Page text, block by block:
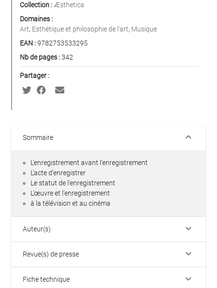
Collection : Æsthetica
Domaines :
Art, Esthétique et philosophie de l'art, Musique
EAN :9782753533295
Nb de pages :342
Partager :
Sommaire keyboard_arrow_down
L'enregistrement avant l'enregistrement
L'acte d'enregistrer
Le statut de l'enregistrement
L'œuvre et l'enregistrement
à la télévision et au cinéma
Auteur(s) keyboard_arrow_down
Revue(s) de presse keyboard_arrow_down
Fiche technique keyboard_arrow_down